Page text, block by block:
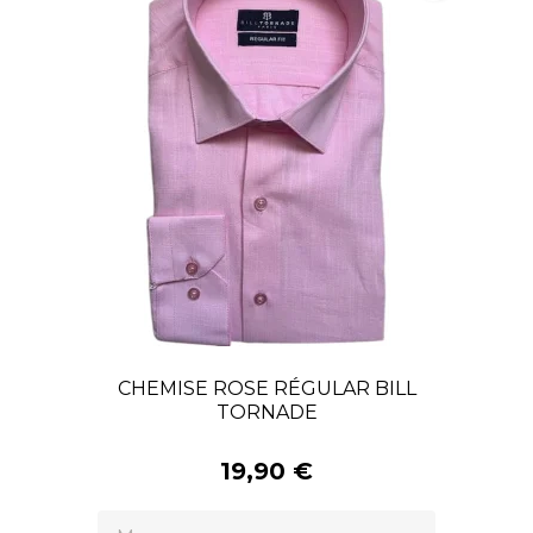
CHEMISE ROSE RÉGULAR BILL
TORNADE
19,90 €